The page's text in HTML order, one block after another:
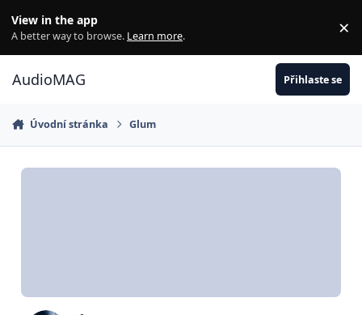
View in the app
A better way to browse. Learn more. ×
AudioMAG Přihlaste se
Úvodní stránka Glum